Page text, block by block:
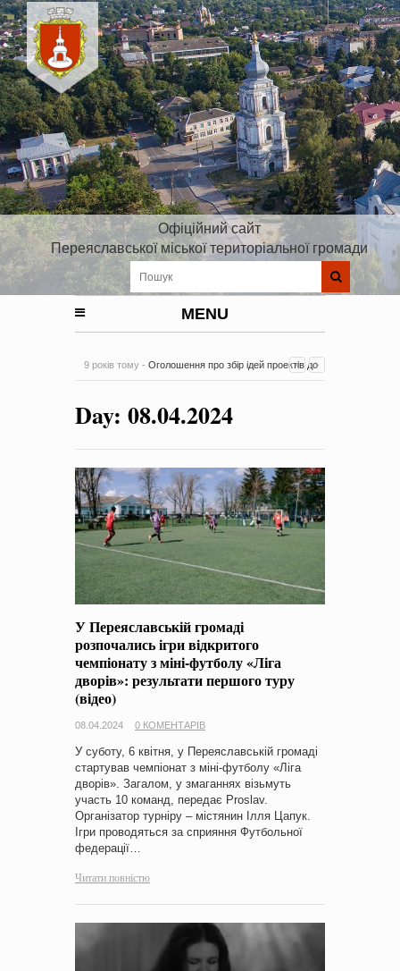
Офіційний сайт
Переяславської міської територіальної громади
MENU
9 років тому - Оголошення про збір ідей проектів до
на період 2018 – 2020 роки Оголошення про збір ідей
проектів
0 Коментарів
Day: 08.04.2024
У Переяславській громаді
розпочались ігри відкритого
чемпіонату з міні-футболу «Ліга
дворів»: результати першого туру
(відео)
08.04.2024 0 КОМЕНТАРІВ
У суботу, 6 квітня, у Переяславській громаді
стартував чемпіонат з міні-футболу «Ліга
дворів». Загалом, у змаганнях візьмуть
участь 10 команд, передає Proslav.
Організатор турніру – містянин Ілля Цапук.
Ігри проводяться за сприяння Футбольної
федерації…
Читати повністю